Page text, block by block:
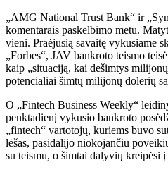
„AMG National Trust Bank“ ir
komentarais paskelbimo metu.
vieni. Praėjusią savaitę vykusiame
„Forbes“, JAV bankroto teismo
kaip „situaciją, kai dešimtys
potencialiai šimtų milijonų dolerių
O „Fintech Business Weekly“
penktadienį vykusio bankroto
„fintech“ vartotojų, kuriems buvo
lėšas, pasidalijo niokojančiu
su teismu, o šimtai dalyvių kreipėsi į